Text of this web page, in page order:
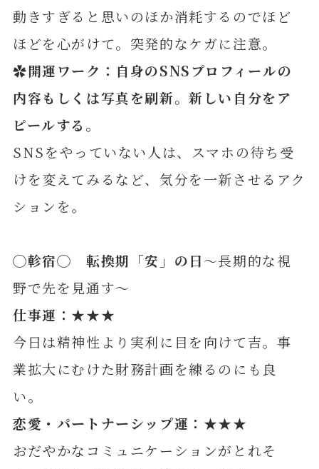
動きすぎると思いのほか消耗するのでほど
ほどを心がけて。突発的なケガに注意。
✿開運ワーク：自身のSNSプロフィールの
内容もしくは写真を刷新。新しい自分をア
ピールする。
SNSをやっていない人は、スマホの待ち受
けを変えてみるなど、気分を一新させるアク
ションを。
◯軫宿◯ 転換期「安」の日～長期的な視
野で先を見通す～
仕事運：★★★
今日は精神性より実利に目を向けて吉。事
業拡大にむけた財務計画を練るのにも良
い。
恋愛・パートナーシップ運：★★★
おだやかなコミュニケーションがとれそ